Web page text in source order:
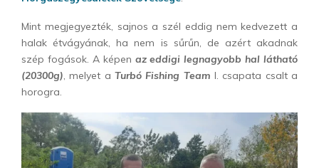
Mint megjegyezték, sajnos a szél eddig nem kedvezett a
halak étvágyának, ha nem is sűrűn, de azért akadnak
szép fogások. A képen az eddigi legnagyobb hal látható
(20300g), melyet a Turbó Fishing Team I. csapata csalt a
horogra.